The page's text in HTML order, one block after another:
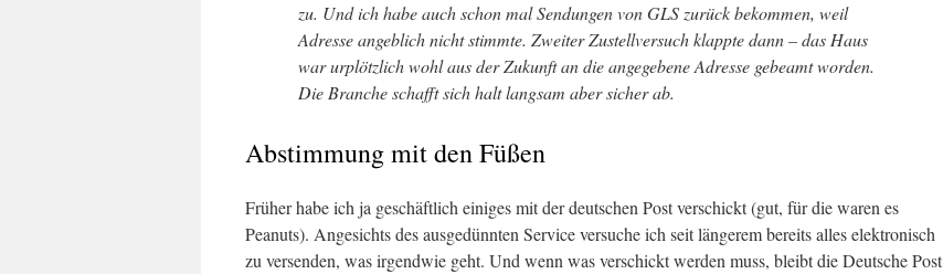
zu. Und ich habe auch schon mal Sendungen von GLS zurück bekommen, weil
Adresse angeblich nicht stimmte. Zweiter Zustellversuch klappte dann – das Haus
war urplötzlich wohl aus der Zukunft an die angegebene Adresse gebeamt worden.
Die Branche schafft sich halt langsam aber sicher ab.
Abstimmung mit den Füßen
Früher habe ich ja geschäftlich einiges mit der deutschen Post verschickt (gut, für die waren es
Peanuts). Angesichts des ausgedünnten Service versuche ich seit längerem bereits alles elektronisch
zu versenden, was irgendwie geht. Und wenn was verschickt werden muss, bleibt die Deutsche Post